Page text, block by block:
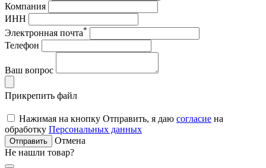
Компания
ИНН
Электронная почта*
Телефон
Ваш вопрос
Прикрепить файл
Нажимая на кнопку Отправить, я даю согласие на
обработку Персональных данных
Отправить
Отмена
Не нашли товар?